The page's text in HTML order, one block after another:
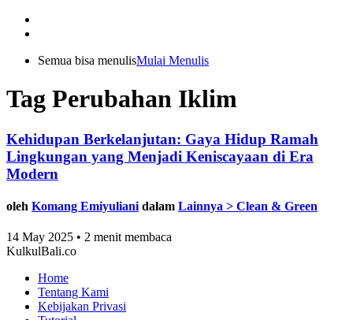
Semua bisa menulisMulai Menulis
Tag Perubahan Iklim
Kehidupan Berkelanjutan: Gaya Hidup Ramah
Lingkungan yang Menjadi Keniscayaan di Era
Modern
oleh Komang Emiyuliani dalam Lainnya > Clean & Green
14 May 2025 • 2 menit membaca
KulkulBali.co
Home
Tentang Kami
Kebijakan Privasi